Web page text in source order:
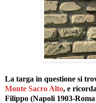
La targa in questione si
Monte Sacro Alto, e
Filippo (Napoli 1903-